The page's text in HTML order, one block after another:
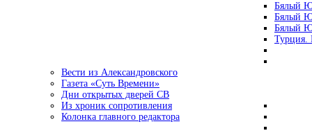
Бялый
Бялый
Бялый
Турция.
Вести из Александровского
Газета «Суть Времени»
Дни открытых дверей СВ
Из хроник сопротивления
Колонка главного редактора